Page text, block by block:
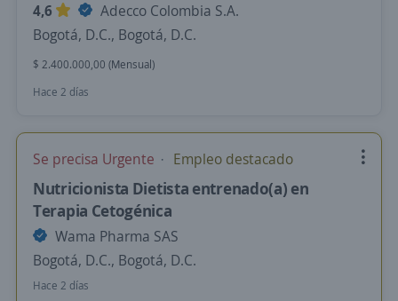
4,6
Adecco Colombia S.A.
Bogotá, D.C., Bogotá, D.C.
$ 2.400.000,00 (Mensual)
Hace 2 días
Se precisa Urgente Empleo destacado
Nutricionista Dietista entrenado(a) en
Terapia Cetogénica
Wama Pharma SAS
Bogotá, D.C., Bogotá, D.C.
Hace 2 días